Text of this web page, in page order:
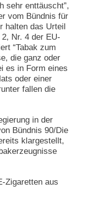
sehr enttäuscht”,
vom Bündnis für
halten das Urteil
Nr. 4 der EU-
“Tabak zum
die ganz oder
es in Form eines
oder einer
fallen die
in der
Bündnis 90/Die
klargestellt,
Zigaretten aus